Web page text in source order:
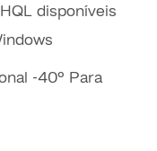
disponíveis
-40º Para